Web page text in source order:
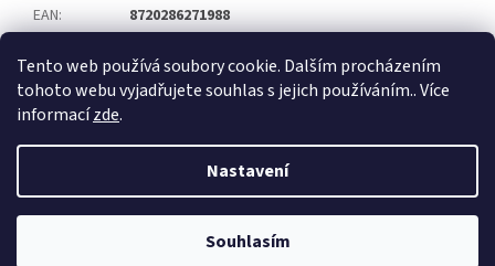
Tento web používá soubory cookie. Dalším procházením
tohoto webu vyjadřujete souhlas s jejich používáním.. Více
informacízde.
Nastavení
Souhlasím
EAN:
8720286271988
Počet balíků: 2
Vytvořil Shoptet
Zboží XL. Všechna práva vyhrazena.